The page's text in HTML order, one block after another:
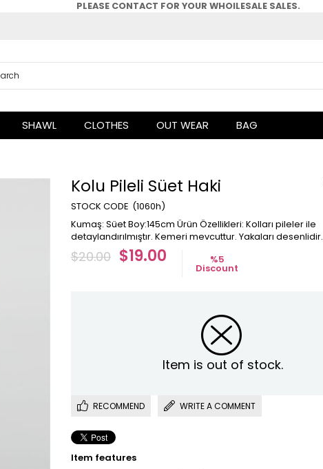
PLEASE CONTACT FOR YOUR WHOlLESALE SALES.
SHAWL CLOTHES OUT WEAR BAG
Kolu Pileli Süet Haki
(1060h)
Kumaş: Süet Boy:145cm Ürün Özellikleri: Kolları pileler ile
detaylandırılmıştır. Kemeri mevcuttur. Yakaları desenlidir.
$20.00 $19.00 %5
Discount
Item is out of stock.
RECOMMEND WRITE A COMMENT
Item features